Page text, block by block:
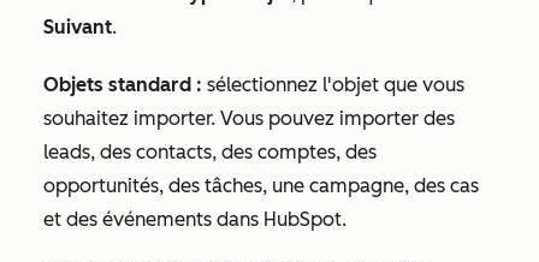
Suivant.
Objets standard : sélectionnez l'objet que vous
souhaitez importer. Vous pouvez importer des
leads, des contacts, des comptes, des
opportunités, des tâches, une campagne, des cas
et des événements dans HubSpot.